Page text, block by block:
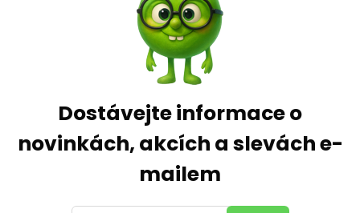
Dostávejte informace o
novinkách, akcích a slevách e-
mailem